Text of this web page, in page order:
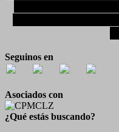
Seguinos en
Asociados con
¿Qué estás buscando?